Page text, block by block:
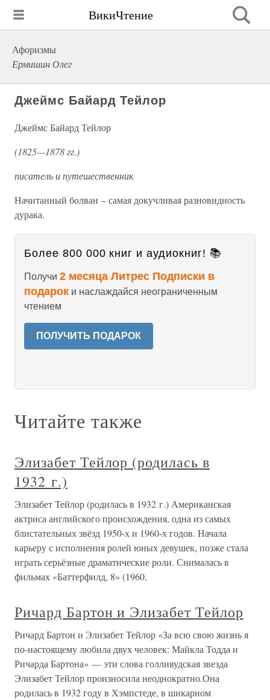
ВикиЧтение
Афоризмы
Ермишин Олег
Джеймс Байард Тейлор
Джеймс Байард Тейлор
(1825—1878 гг.)
писатель и путешественник
Начитанный болван – самая докучливая разновидность
дурака.
Более 800 000 книг и аудиокниг! 📚
Получи 2 месяца Литрес Подписки в
подарок и наслаждайся неограниченным
чтением
ПОЛУЧИТЬ ПОДАРОК
Читайте также
Элизабет Тейлор (родилась в
1932 г.)
Элизабет Тейлор (родилась в 1932 г.) Американская
актриса английского происхождения, одна из самых
блистательных звёзд 1950-х и 1960-х годов. Начала
карьеру с исполнения ролей юных девушек, позже стала
играть серьёзные драматические роли. Снималась в
фильмах «Баттерфилд, 8» (1960,
Ричард Бартон и Элизабет Тейлор
Ричард Бартон и Элизабет Тейлор «За всю свою жизнь я
по-настоящему любила двух человек: Майкла Тодда и
Ричарда Бартона» — эти слова голливудская звезда
Элизабет Тейлор произносила неоднократно.Она
родилась в 1932 году в Хэмпстеде, в шикарном